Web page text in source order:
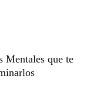
Mentales que te